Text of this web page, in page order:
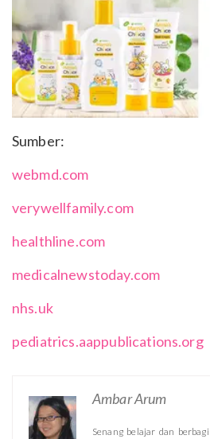
Sumber:
webmd.com
verywellfamily.com
healthline.com
medicalnewstoday.com
nhs.uk
pediatrics.aappublications.org
Ambar Arum
Senang belajar dan